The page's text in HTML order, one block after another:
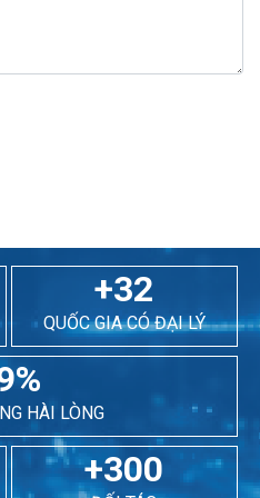
+32
QUỐC GIA CÓ ĐẠI LÝ
HÀI LÒNG
+300